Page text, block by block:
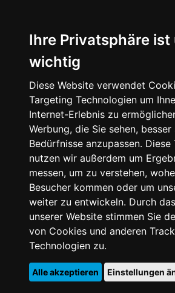
Ihre Privatsphäre ist
wichtig
Diese Website verwendet
Targeting Technologien um
Internet-Erlebnis zu
Werbung, die Sie sehen, besser
Bedürfnisse anzupassen. Diese
nutzen wir außerdem um
messen, um zu verstehen,
Besucher kommen oder um
weiter zu entwickeln. Durch
unserer Website stimmen Sie
von Cookies und anderen
Technologien zu.
Alle akzeptieren Einstellungen